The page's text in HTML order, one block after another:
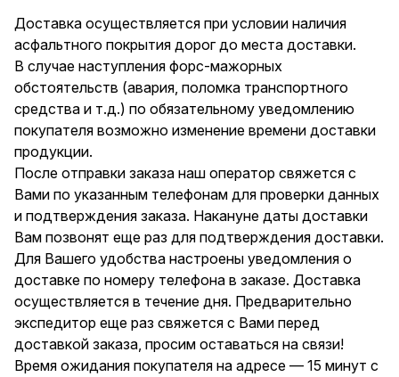
Доставка осуществляется при условии наличия
асфальтного покрытия дорог до места доставки.
В случае наступления форс-мажорных
обстоятельств (авария, поломка транспортного
средства и т.д.) по обязательному уведомлению
покупателя возможно изменение времени доставки
продукции.
После отправки заказа наш оператор свяжется с
Вами по указанным телефонам для проверки данных
и подтверждения заказа. Накануне даты доставки
Вам позвонят еще раз для подтверждения доставки.
Для Вашего удобства настроены уведомления о
доставке по номеру телефона в заказе. Доставка
осуществляется в течение дня. Предварительно
экспедитор еще раз свяжется с Вами перед
доставкой заказа, просим оставаться на связи!
Время ожидания покупателя на адресе — 15 минут с